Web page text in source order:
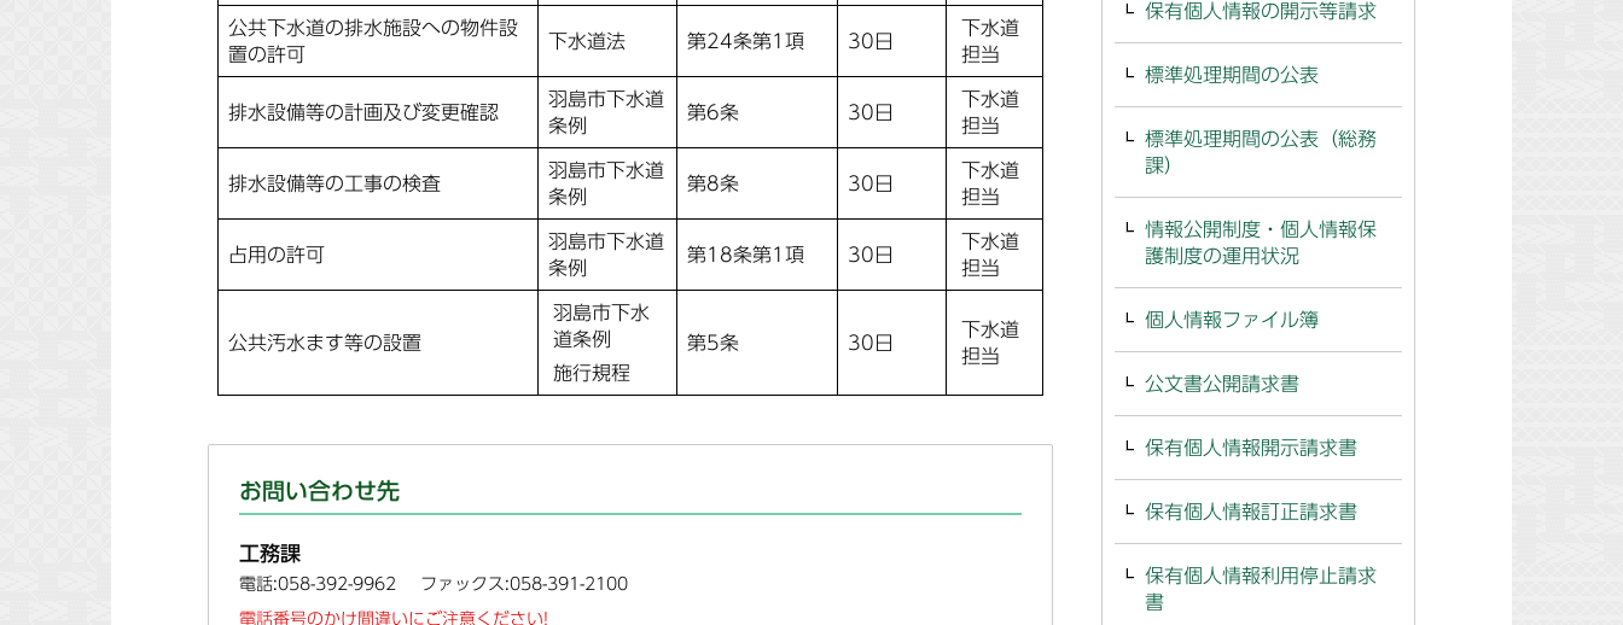
公共下水道の排水施設への物件設
置の許可
下水道法 第24条第1項 30日
下水道
担当
排水設備等の計画及び変更確認
羽島市下水道
条例
第6条 30日
下水道
担当
排水設備等の工事の検査
羽島市下水道
条例
第8条 30日
下水道
担当
占用の許可
羽島市下水道
条例
第18条第1項 30日
下水道
担当
公共汚水ます等の設置
羽島市下水
道条例
施行規程
第5条 30日
下水道
担当
お問い合わせ先
工務課
電話:058-392-9962 ファックス:058-391-2100
電話番号のかけ間違いにご注意ください!
保有個人情報の開示等請求
標準処理期間の公表
標準処理期間の公表（総務
課）
情報公開制度・個人情報保
護制度の運用状況
個人情報ファイル簿
公文書公開請求書
保有個人情報開示請求書
保有個人情報訂正請求書
保有個人情報利用停止請求
書